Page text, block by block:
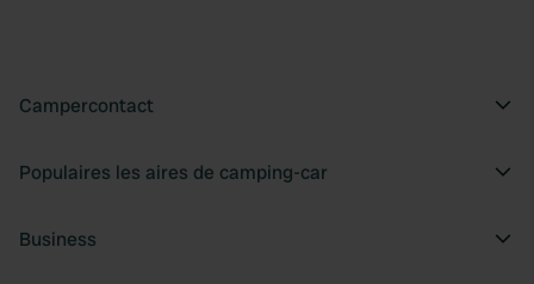
Campercontact
Populaires les aires de camping-car
Business